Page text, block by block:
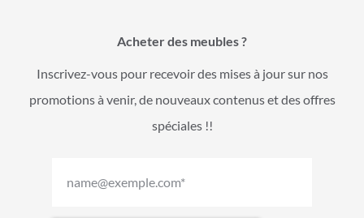
Acheter des meubles ?
Inscrivez-vous pour recevoir des mises à jour sur nos
promotions à venir, de nouveaux contenus et des offres
spéciales !!